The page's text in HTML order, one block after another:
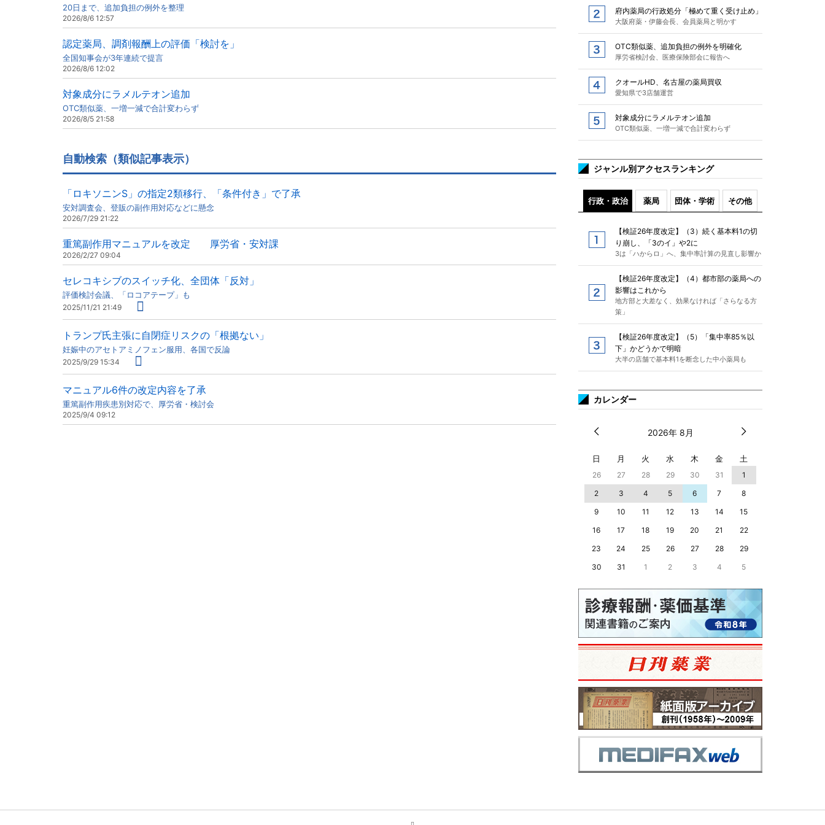
20日まで、追加負担の例外を整理
2026/8/6 12:57
認定薬局、調剤報酬上の評価「検討を」
全国知事会が3年連続で提言
2026/8/6 12:02
対象成分にラメルテオン追加
OTC類似薬、一増一減で合計変わらず
2026/8/5 21:58
自動検索（類似記事表示）
「ロキソニンS」の指定2類移行、「条件付き」で了承
安対調査会、登販の副作用対応などに懸念
2026/7/29 21:22
重篤副作用マニュアルを改定 厚労省・安対課
2026/2/27 09:04
セレコキシブのスイッチ化、全団体「反対」
評価検討会議、「ロコアテープ」も
2025/11/21 21:49
トランプ氏主張に自閉症リスクの「根拠ない」
妊娠中のアセトアミノフェン服用、各国で反論
2025/9/29 15:34
マニュアル6件の改定内容を了承
重篤副作用疾患別対応で、厚労省・検討会
2025/9/4 09:12
府内薬局の行政処分「極めて重く受け止め」
大阪府薬・伊藤会長、会員薬局と明かす
OTC類似薬、追加負担の例外を明確化
厚労省検討会、医療保険部会に報告へ
クオールHD、名古屋の薬局買収
愛知県で3店舗運営
対象成分にラメルテオン追加
OTC類似薬、一増一減で合計変わらず
ジャンル別アクセスランキング
行政・政治 薬局 団体・学術 その他
【検証26年度改定】（3）続く基本料1の切
り崩し、「3のイ」や2に
3は「ハからロ」へ、集中率計算の見直し影響か
【検証26年度改定】（4）都市部の薬局への
影響はこれから
地方部と大差なく、効果なければ「さらなる方
策」
【検証26年度改定】（5）「集中率85％以
下」かどうかで明暗
大半の店舗で基本料1を断念した中小薬局も
カレンダー
2026年 8月
日 月 火 水 木 金 土
26 27 28 29 30 31
1
2
3 4 5 6 7
8
9
10 11 12 13 14
15
16
17 18 19 20 21
22
23
24 25 26 27 28
29
30
31 1 2 3 4 5